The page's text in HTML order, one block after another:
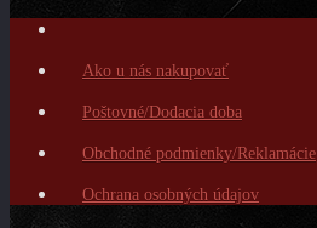
Ako u nás nakupovať
Poštovné/Dodacia doba
Obchodné podmienky/Reklamácie
Ochrana osobných údajov